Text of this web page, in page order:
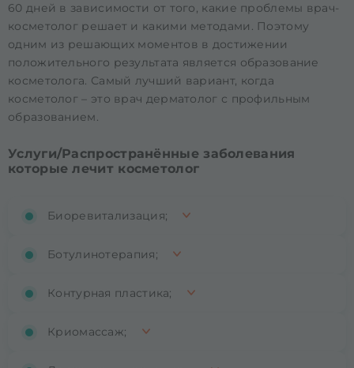
60 дней в зависимости от того, какие проблемы врач-
косметолог решает и какими методами. Поэтому
одним из решающих моментов в достижении
положительного результата является образование
косметолога. Самый лучший вариант, когда
косметолог – это врач дерматолог с профильным
образованием.
Услуги/Распространённые заболевания
которые лечит косметолог
Биоревитализация;
Ботулинотерапия;
Контурная пластика;
Криомассаж;